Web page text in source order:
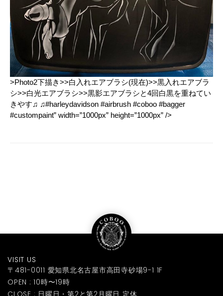
>Photo2下描き>>白入れエアブラシ(現在)>>黒入れエアブラ
シ>>白光エアブラシ>>黒影エアブラシと4回白黒を重ねてい
きやす♫ ♫#harleydavidson #airbrush #coboo #bagger
#custompaint” width=”1000px” height=”1000px” />
VISIT US
〒481-0011 愛知県北名古屋市高田寺砂場9-1 1F
OPEN : 10時〜19時